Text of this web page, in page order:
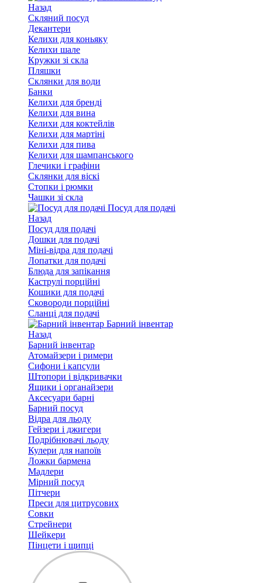
Назад
Скляний посуд
Декантери
Келихи для коньяку
Келихи шале
Кружки зі скла
Пляшки
Склянки для води
Банки
Келихи для бренді
Келихи для вина
Келихи для коктейлів
Келихи для мартіні
Келихи для пива
Келихи для шампанського
Глечики і графіни
Склянки для віскі
Стопки і рюмки
Чашки зі скла
Посуд для подачі
Назад
Посуд для подачі
Дошки для подачі
Міні-відра для подачі
Лопатки для подачі
Блюда для запікання
Каструлі порційні
Кошики для подачі
Сковороди порційні
Сланці для подачі
Барний інвентар
Назад
Барний інвентар
Атомайзери і римери
Сифони і капсули
Штопори і відкривачки
Ящики і органайзери
Аксесуари барні
Барний посуд
Відра для льоду
Гейзери і джигери
Подрібнювачі льоду
Кулери для напоїв
Ложки бармена
Мадлери
Мірний посуд
Пітчери
Преси для цитрусових
Совки
Стрейнери
Шейкери
Пінцети і щипці